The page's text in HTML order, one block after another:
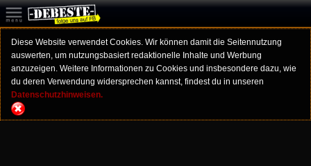
Diese Website verwendet Cookies. Wir können damit die Seitennutzung
auswerten, um nutzungsbasiert redaktionelle Inhalte und Werbung
anzuzeigen. Weitere Informationen zu Cookies und insbesondere dazu, wie
du deren Verwendung widersprechen kannst, findest du in unseren
Datenschutzhinweisen.